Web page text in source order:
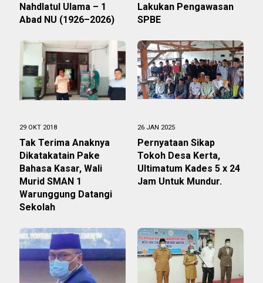
Nahdlatul Ulama – 1
Abad NU (1926–2026)
Lakukan Pengawasan
SPBE
29 OKT 2018
Tak Terima Anaknya
Dikatakatain Pake
Bahasa Kasar, Wali
Murid SMAN 1
Warunggung Datangi
Sekolah
26 JAN 2025
Pernyataan Sikap
Tokoh Desa Kerta,
Ultimatum Kades 5 x 24
Jam Untuk Mundur.